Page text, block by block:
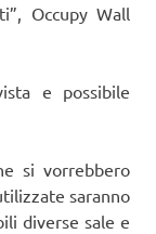
Occupy Wall
e possibile
si vorrebbero
saranno
diverse sale e